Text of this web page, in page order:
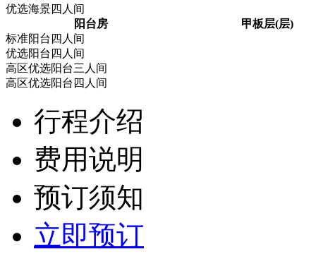
优选海景四人间
阳台房
甲板层(层)
标准阳台四人间
优选阳台四人间
高区优选阳台三人间
高区优选阳台四人间
行程介绍
费用说明
预订须知
立即预订